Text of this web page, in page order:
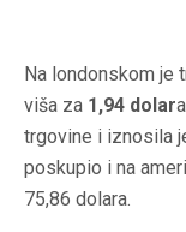
Na londonskom je
viša za 1,94 dolar
trgovine i iznosila
poskupio i na
75,86 dolara.